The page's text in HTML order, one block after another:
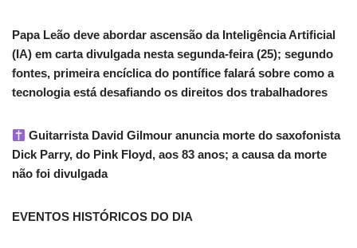
Papa Leão deve abordar ascensão da Inteligência Artificial
(IA) em carta divulgada nesta segunda-feira (25); segundo
fontes, primeira encíclica do pontífice falará sobre como a
tecnologia está desafiando os direitos dos trabalhadores
Guitarrista David Gilmour anuncia morte do saxofonista
Dick Parry, do Pink Floyd, aos 83 anos; a causa da morte
não foi divulgada
EVENTOS HISTÓRICOS DO DIA